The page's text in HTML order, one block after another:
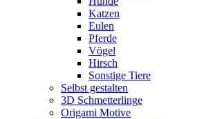
Katzen
Eulen
Pferde
Vögel
Hirsch
Sonstige Tiere
Selbst gestalten
3D Schmetterlinge
Origami Motive